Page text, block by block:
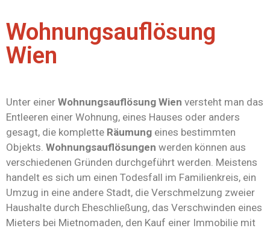
Wohnungsauflösung
Wien
Unter einer Wohnungsauflösung Wien versteht man das
Entleeren einer Wohnung, eines Hauses oder anders
gesagt, die komplette Räumung eines bestimmten
Objekts. Wohnungsauflösungen werden können aus
verschiedenen Gründen durchgeführt werden. Meistens
handelt es sich um einen Todesfall im Familienkreis, ein
Umzug in eine andere Stadt, die Verschmelzung zweier
Haushalte durch Eheschließung, das Verschwinden eines
Mieters bei Mietnomaden, den Kauf einer Immobilie mit